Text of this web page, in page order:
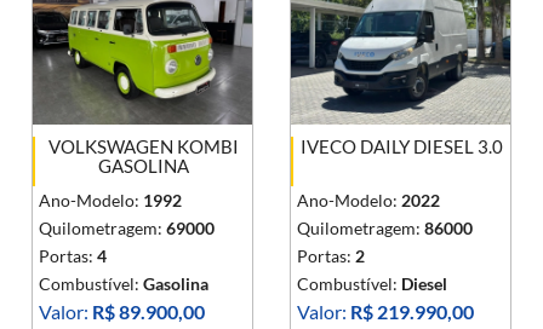
VOLKSWAGEN KOMBI
GASOLINA
Ano-Modelo: 1992
Quilometragem:69000
Portas:4
Combustível:Gasolina
Valor: R$ 89.900,00
IVECO DAILY DIESEL 3.0
Ano-Modelo: 2022
Quilometragem:86000
Portas: 2
Combustível: Diesel
Valor: R$ 219.990,00